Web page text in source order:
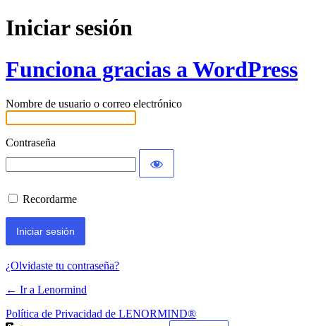
Iniciar sesión
Funciona gracias a WordPress
Nombre de usuario o correo electrónico
Contraseña
Recordarme
¿Olvidaste tu contraseña?
← Ir a Lenormind
Política de Privacidad de LENORMIND®